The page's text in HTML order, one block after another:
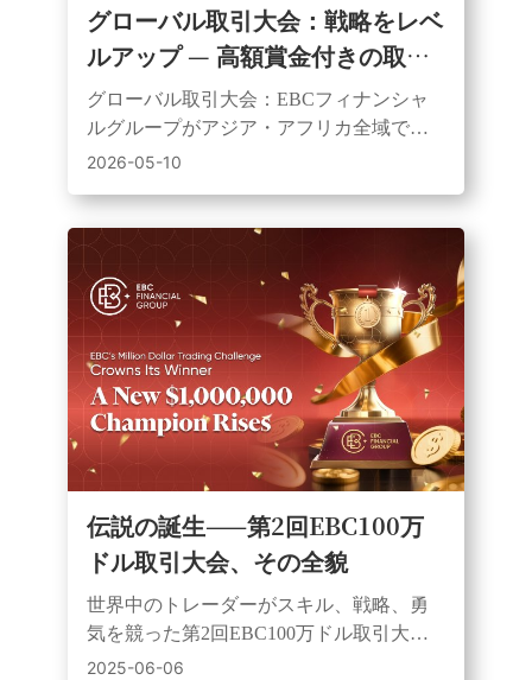
グローバル取引大会：戦略をレベ
ルアップ — 高額賞金付きの取引
大会を開催
グローバル取引大会：EBCフィナンシャ
ルグループがアジア・アフリカ全域で開
始した、2トラック制（シミュレーション/
2026-05-10
伝説の誕生——第2回EBC100万
ドル取引大会、その全貌
世界中のトレーダーがスキル、戦略、勇
気を競った第2回EBC100万ドル取引大
会。100万ドルチャレンジと3万ドルチャ
2025-06-06